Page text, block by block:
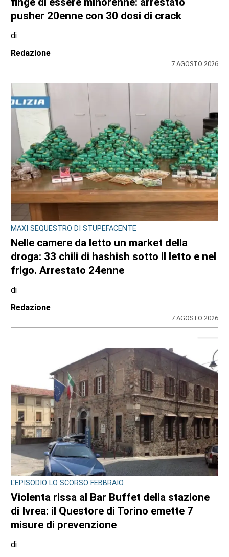
Gazzera. Nel regno dei fiori giganti”
ULTIME NOTIZIE
CRONACA
Bimba a rischio e degrado sulla provinciale:
la svolta. Mamma e neonata portate in una
località protetta
di
Redazione
BORGARO TORINESE
Casa della Salute in ritardo sul Pnrr: stop ai
lavori per l’amianto, ditta messa in mora
dal Comune